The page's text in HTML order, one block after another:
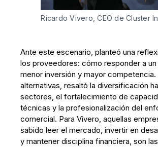
Ricardo Vivero, CEO de Cluster
Ante este escenario, planteó una
los proveedores: cómo responder a
menor inversión y mayor competencia.
alternativas, resaltó la diversificación
sectores, el fortalecimiento de
técnicas y la profesionalización del
comercial. Para Vivero, aquellas
sabido leer el mercado, invertir en
y mantener disciplina financiera, son